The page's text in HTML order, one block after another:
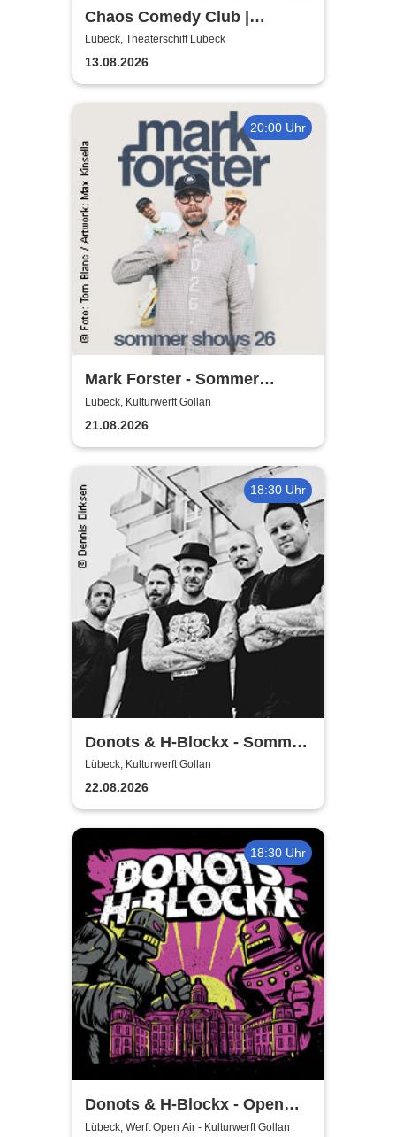
Chaos Comedy Club |
Theaterschiff Lübeck
Lübeck, Theaterschiff Lübeck
13.08.2026
20:00 Uhr
Mark Forster - Sommer
Shows 2026
Lübeck, Kulturwerft Gollan
21.08.2026
18:30 Uhr
Donots & H-Blockx - Sommer
Shows 2026
Lübeck, Kulturwerft Gollan
22.08.2026
18:30 Uhr
Donots & H-Blockx - Open
Airs 2026
Lübeck, Werft Open Air - Kulturwerft Gollan